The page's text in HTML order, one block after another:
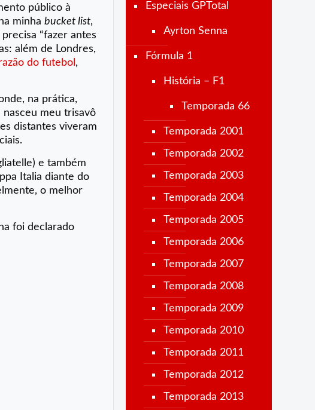
público à
minhabucket list,
“fazer antes
além de Londres,
do futebol ,
na prática,
nasceu meu trisavô
distantes viveram
e também
Italia diante do
o melhor
foi declarado
Especiais GPTotal
Ayrton Senna
Fórmula 1
História – F1
Temporada 66
Temporada 2001
Temporada 2002
Temporada 2003
Temporada 2004
Temporada 2005
Temporada 2006
Temporada 2007
Temporada 2008
Temporada 2009
Temporada 2010
Temporada 2011
Temporada 2012
Temporada 2013